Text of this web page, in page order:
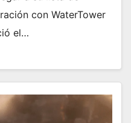
con WaterTower
el…